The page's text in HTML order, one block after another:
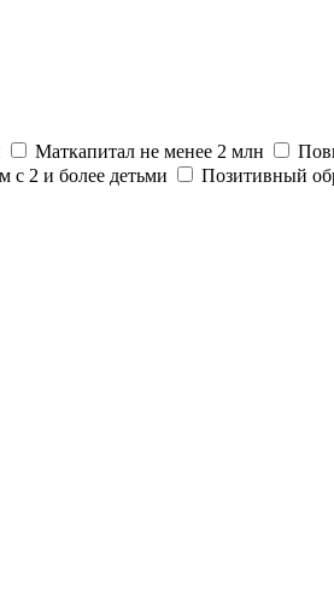
Маткапитал не менее 2 млн
с 2 и более детьми Позитивный